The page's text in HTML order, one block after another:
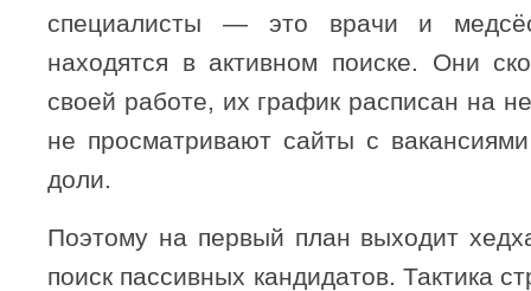
специалисты — это врачи и
находятся в активном поиске. Они
своей работе, их график расписан на
не просматривают сайты с
доли.
Поэтому на первый план выходит
поиск пассивных кандидатов. Тактика